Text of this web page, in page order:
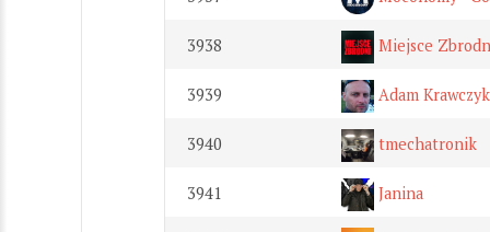
3938 Miejsce
3939 Adam Krawczyk
3940 tmechatronik
3941 Janina